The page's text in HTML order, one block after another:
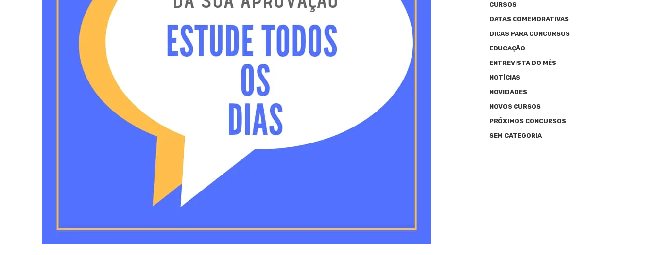
CURSOS
DATAS COMEMORATIVAS
DICAS PARA CONCURSOS
EDUCAÇÃO
ENTREVISTA DO MÊS
NOTÍCIAS
NOVIDADES
NOVOS CURSOS
PRÓXIMOS CONCURSOS
SEM CATEGORIA